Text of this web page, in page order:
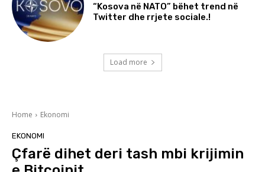
“Kosova në NATO” bëhet trend në
Twitter dhe rrjete sociale.!
Load more